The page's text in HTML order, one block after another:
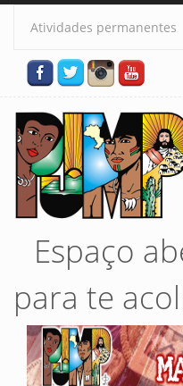
Pular para o conteúdo
Espaço
para te